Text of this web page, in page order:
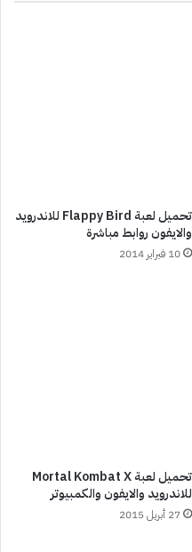
تحميل لعبة Flappy Bird للاندرويد
والايفون روابط مباشرة
10 فبراير 2014
تحميل لعبة Mortal Kombat X
للاندرويد والايفون والكمبيوتر
27 أبريل 2015